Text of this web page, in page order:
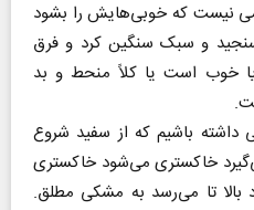
نیست که خوبی‌هایش را بشود
و سبک سنگین کرد و فرق
خوب است یا کلاً منحط و بد
داشته باشیم که از سفید شروع
خاکستری می‌شود خاکستری
تا می‌رسد به مشکی مطلق.